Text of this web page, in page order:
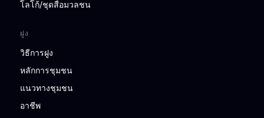
โลโก้/ชุดสื่อมวลชน
ฝูง
วิธีการฝูง
หลักการชุมชน
แนวทางชุมชน
อาชีพ